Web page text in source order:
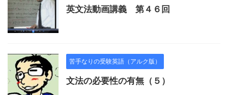
英文法動画講義 第４６回
苦手なりの受験英語（アルク版）
文法の必要性の有無（５）